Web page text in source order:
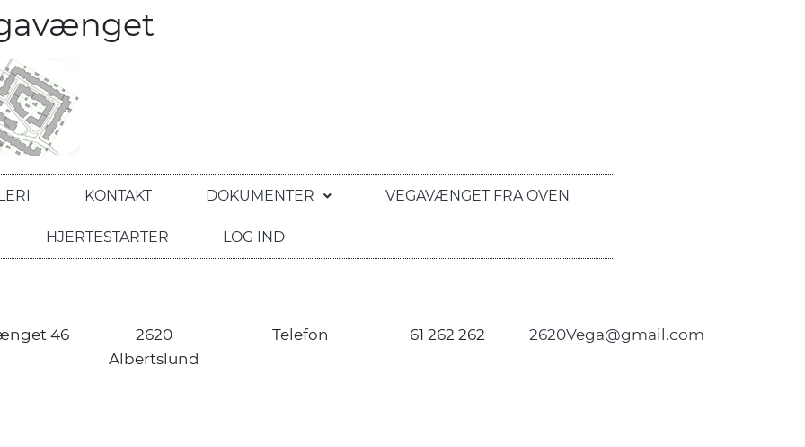
KONTAKT DOKUMENTER VEGAVÆNGET FRA OVEN
HJERTESTARTER LOG IND
46
2620
Albertslund
Telefon 61 262 262 2620Vega@gmail.com